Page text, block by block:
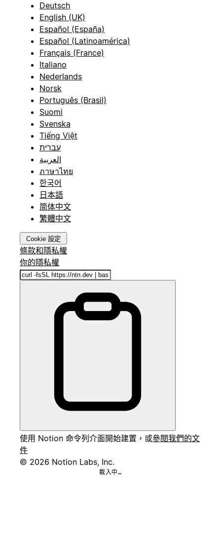
Deutsch
English (UK)
Español (España)
Español (Latinoamérica)
Français (France)
Italiano
Nederlands
Norsk
Português (Brasil)
Suomi
Svenska
Tiếng Việt
עברית
العربية
ภาษาไทย
한국어
日本語
简体中文
繁體中文
Cookie 設定
條款和隱私權
你的隱私權
使用 Notion 命令列介面開始建置，或參閱我們的文
件
© 2026 Notion Labs, Inc.
載入中…